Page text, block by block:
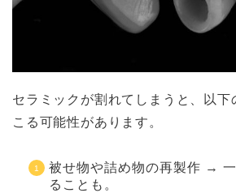
セラミックが割れてしまうと、以下
こる可能性があります。
被せ物や詰め物の再製作 →
ることも。